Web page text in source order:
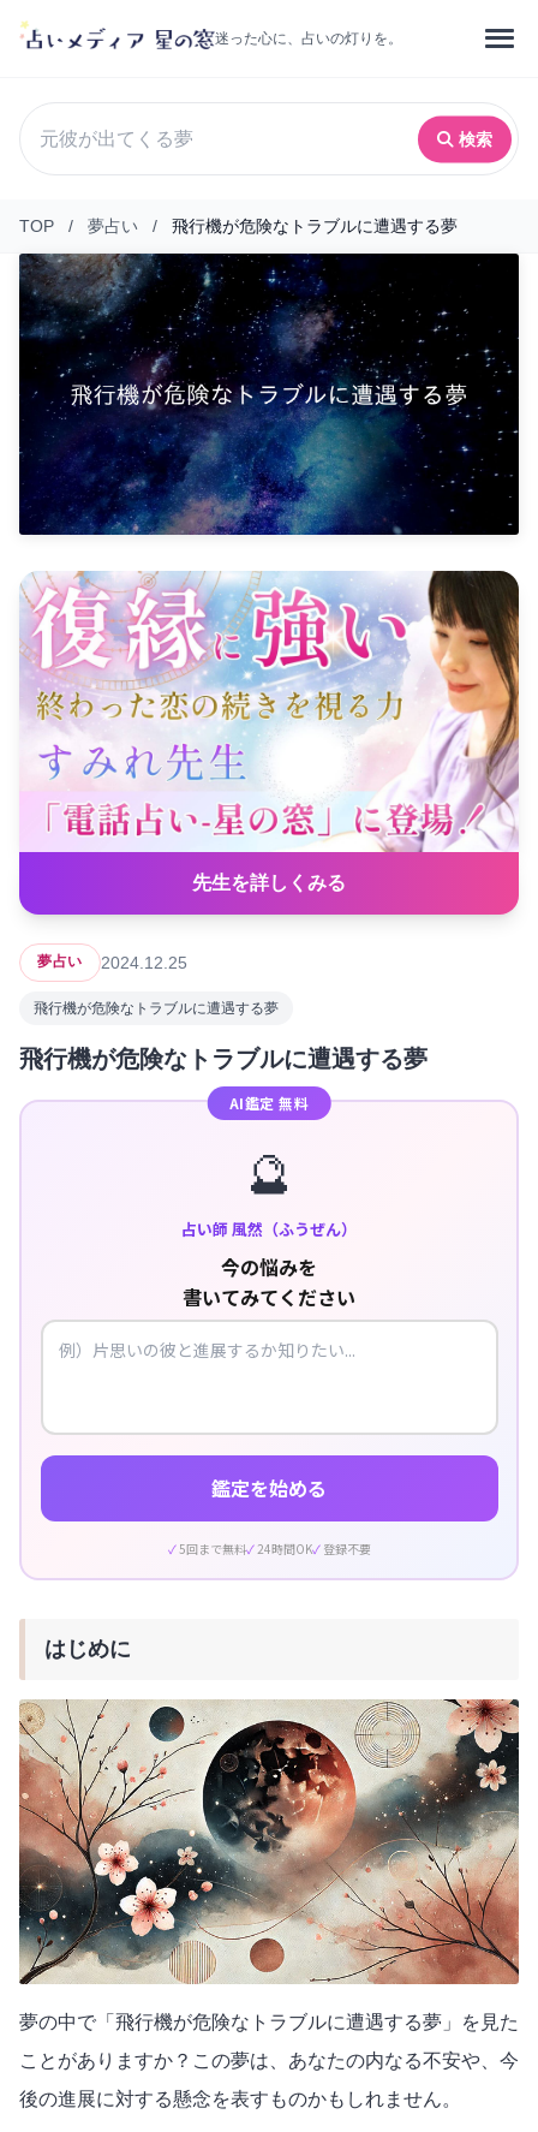
迷った心に、占いの灯りを。
検索
TOP / 夢占い / 飛行機が危険なトラブルに遭遇する夢
先生を詳しくみる
夢占い 2024.12.25
飛行機が危険なトラブルに遭遇する夢
飛行機が危険なトラブルに遭遇する夢
AI鑑定 無料
🔮
占い師 風然（ふうぜん）
今の悩みを
書いてみてください
鑑定を始める
5回まで無料 24時間OK 登録不要
はじめに
夢の中で「飛行機が危険なトラブルに遭遇する夢」を見た
ことがありますか？この夢は、あなたの内なる不安や、今
後の進展に対する懸念を表すものかもしれません。